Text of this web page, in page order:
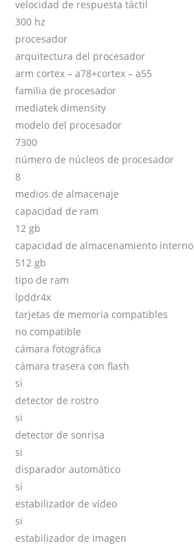
velocidad de respuesta táctil
300 hz
procesador
arquitectura del procesador
arm cortex – a78+cortex – a55
familia de procesador
mediatek dimensity
modelo del procesador
7300
número de núcleos de procesador
8
medios de almacenaje
capacidad de ram
12 gb
capacidad de almacenamiento interno
512 gb
tipo de ram
lpddr4x
tarjetas de memoria compatibles
no compatible
cámara fotográfica
cámara trasera con flash
si
detector de rostro
si
detector de sonrisa
si
disparador automático
si
estabilizador de vídeo
si
estabilizador de imagen